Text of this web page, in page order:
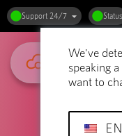
Support 24/7 Status
We've
speaking
want to
EN